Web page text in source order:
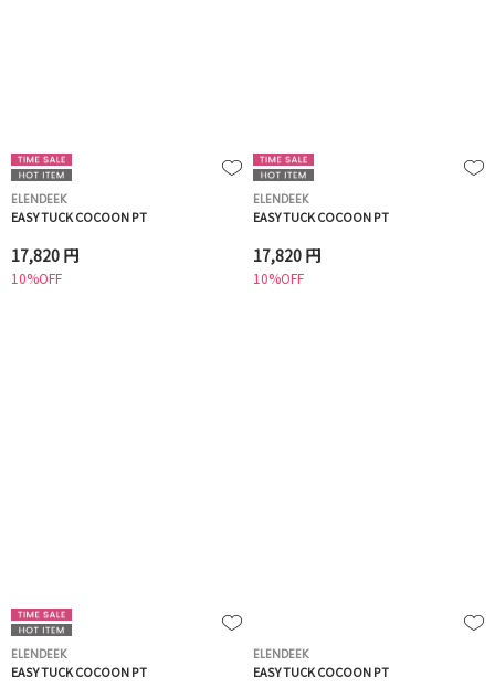
ELENDEEK
EASY TUCK COCOON PT
17,820 円
10%OFF
ELENDEEK
EASY TUCK COCOON PT
17,820 円
10%OFF
ELENDEEK
EASY TUCK COCOON PT
ELENDEEK
EASY TUCK COCOON PT